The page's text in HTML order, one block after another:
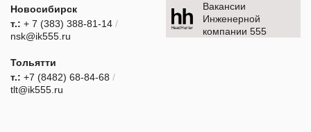
Новосибирск
т.: + 7 (383) 388-81-14 /
nsk@ik555.ru
Тольятти
т.: +7 (8482) 68-84-68 /
tlt@ik555.ru
Вакансии
Инженерной
компании 555